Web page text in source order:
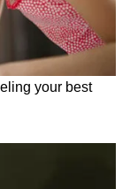
इंतजाम
दिया और
उभरा।